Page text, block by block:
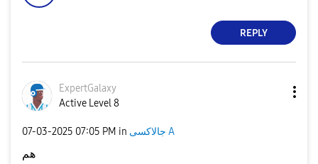
REPLY
ExpertGalaxy
Active Level 8
‎07-03-2025 07:05 PM in جالاكسى A
هم